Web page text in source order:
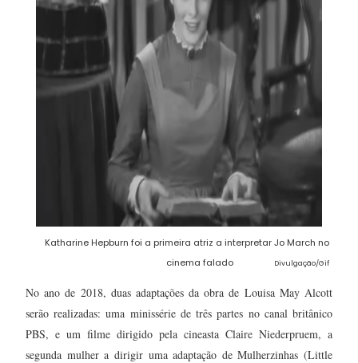
Katharine Hepburn foi a primeira atriz a interpretar Jo March no
cinema falado
Divulgação/Gif
No ano de 2018, duas adaptações da obra de Louisa May Alcott
serão realizadas: uma minissérie de três partes no canal britânico
PBS, e um filme dirigido pela cineasta Claire Niederpruem, a
segunda mulher a dirigir uma adaptação de Mulherzinhas (Little